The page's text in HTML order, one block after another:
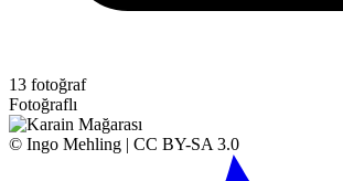
13 fotoğraf
Fotoğraflı
© Ingo Mehling | CC BY-SA 3.0